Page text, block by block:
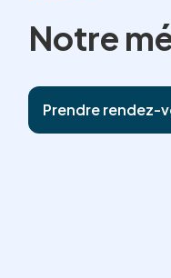
Notre
Prendre rendez-